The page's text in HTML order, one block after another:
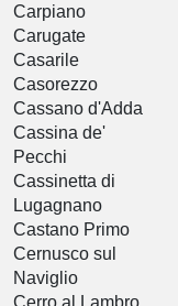
Carpiano
Carugate
Casarile
Casorezzo
Cassano d'Adda
Cassina de'
Pecchi
Cassinetta di
Lugagnano
Castano Primo
Cernusco sul
Naviglio
Cerro al Lambro